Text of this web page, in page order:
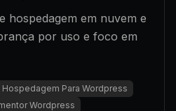
hospedagem em nuvem e
por uso e foco em
Hospedagem Para Wordpress
Wordpress